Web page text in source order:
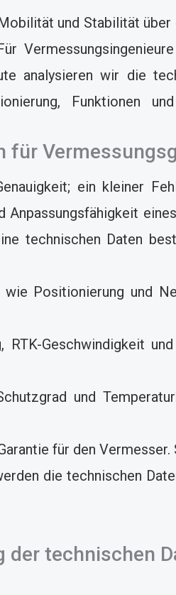
und Stabilität
analysieren wir die
Funktionen
für
ein kleiner
Anpassungsfähigkeit
technischen Daten
Positionierung und
Geschwindigkeit
und
für den
die technischen
technischen